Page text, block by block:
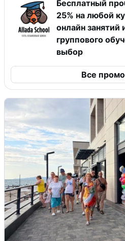
Бесплатный
25% на любой
онлайн занятий
группового
выбор
Все